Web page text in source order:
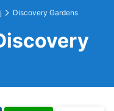
Discovery Gardens